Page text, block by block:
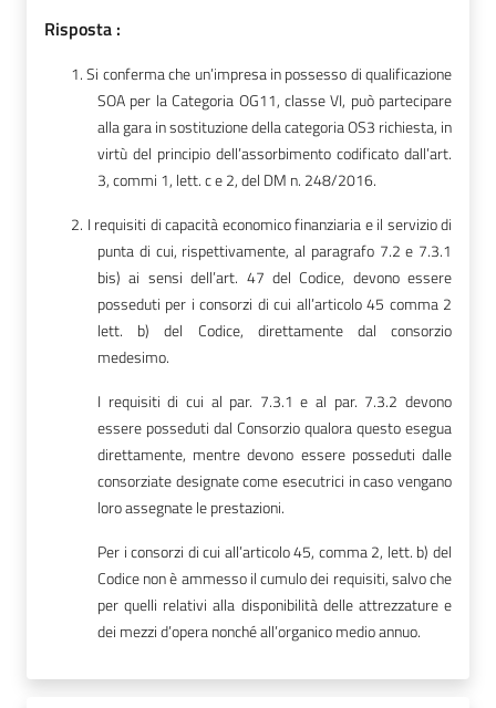
Risposta :
1. Si conferma che un’impresa in possesso di qualificazione
SOA per la Categoria OG11, classe VI, può partecipare
alla gara in sostituzione della categoria OS3 richiesta, in
virtù del principio dell’assorbimento codificato dall’art.
3, commi 1, lett. c e 2, del DM n. 248/2016.
2. I requisiti di capacità economico finanziaria e il servizio di
punta di cui, rispettivamente, al paragrafo 7.2 e 7.3.1
bis) ai sensi dell’art. 47 del Codice, devono essere
posseduti per i consorzi di cui all’articolo 45 comma 2
lett. b) del Codice, direttamente dal consorzio
medesimo.
I requisiti di cui al par. 7.3.1 e al par. 7.3.2 devono
essere posseduti dal Consorzio qualora questo esegua
direttamente, mentre devono essere posseduti dalle
consorziate designate come esecutrici in caso vengano
loro assegnate le prestazioni.
Per i consorzi di cui all’articolo 45, comma 2, lett. b) del
Codice non è ammesso il cumulo dei requisiti, salvo che
per quelli relativi alla disponibilità delle attrezzature e
dei mezzi d’opera nonché all’organico medio annuo.